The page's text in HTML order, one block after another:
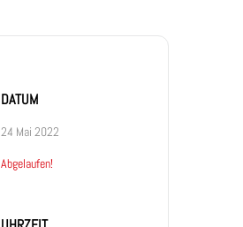
DATUM
24 Mai 2022
Abgelaufen!